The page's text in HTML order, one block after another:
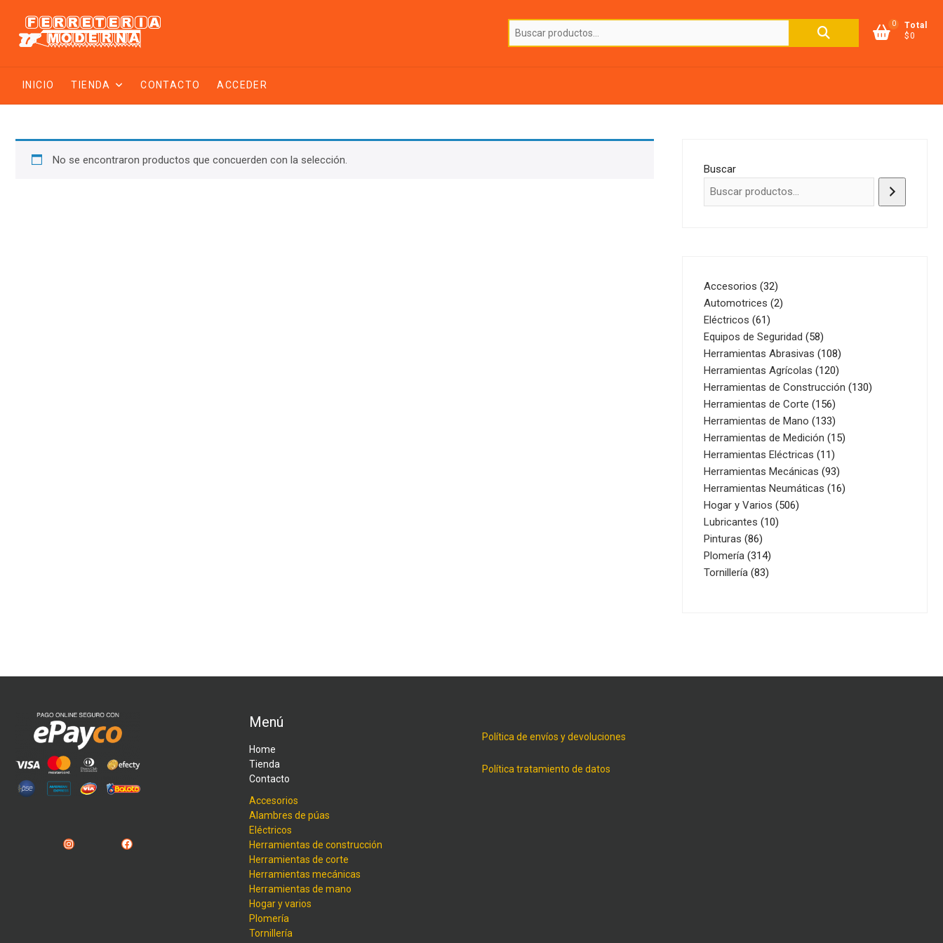
contenido
Buscar
0
Total
$0
INICIO TIENDA CONTACTO ACCEDER
No se encontraron productos que concuerden con la selección.
Buscar
Accesorios 3232
productos
Automotrices 22
Eléctricos 6161
productos
Equipos de Seguridad 5858
productos
Herramientas Abrasivas 108108
productos
Herramientas Agrícolas 120120
productos
Herramientas de Construcción 130130
Herramientas de Corte 156156
productos
Herramientas de Mano 133133
productos
Herramientas de Medición 1515
Herramientas Eléctricas 1111
productos
Herramientas Mecánicas 9393
productos
Herramientas Neumáticas 1616
Hogar y Varios 506506
Lubricantes 1010
Pinturas 8686
productos
Plomería 314314
productos
Tornillería 8383
Instagram Facebook
Menú
Home
Tienda
Contacto
Accesorios
Alambres de púas
Eléctricos
Herramientas de construcción
Herramientas de corte
Herramientas mecánicas
Herramientas de mano
Hogar y varios
Plomería
Tornillería
Política de envíos y devoluciones
Política tratamiento de datos